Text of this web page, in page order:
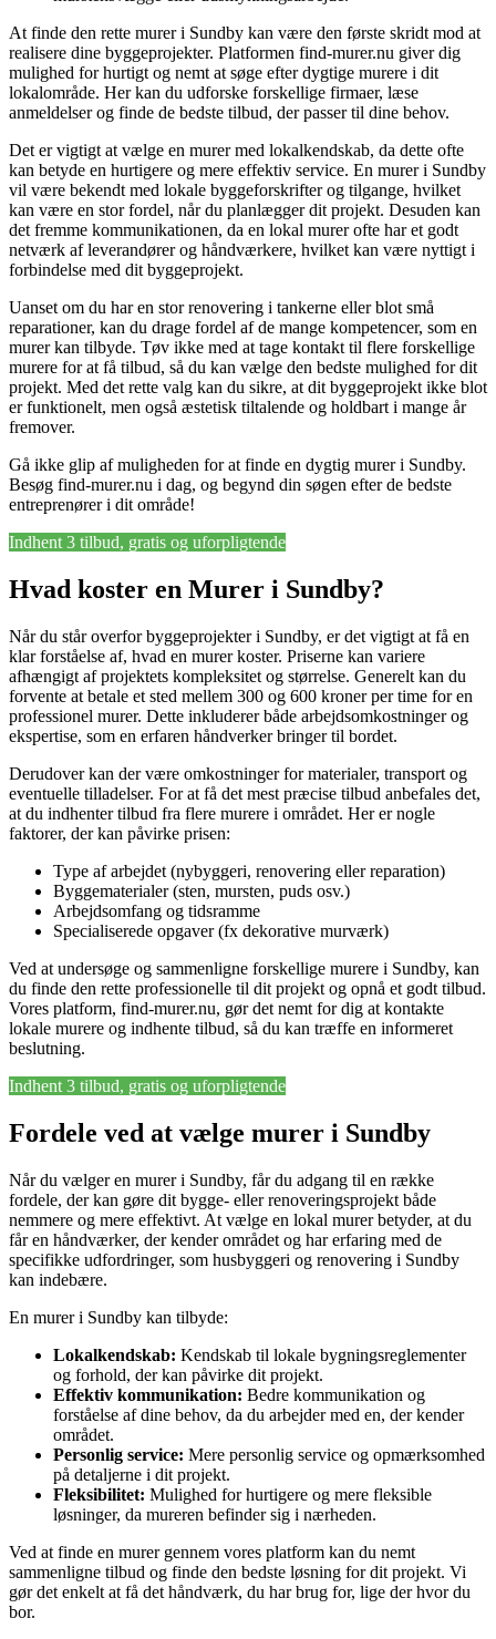
At finde den rette murer i Sundby kan være den første skridt mod at
realisere dine byggeprojekter. Platformen find-murer.nu giver dig
mulighed for hurtigt og nemt at søge efter dygtige murere i dit
lokalområde. Her kan du udforske forskellige firmaer, læse
anmeldelser og finde de bedste tilbud, der passer til dine behov.
Det er vigtigt at vælge en murer med lokalkendskab, da dette ofte
kan betyde en hurtigere og mere effektiv service. En murer i Sundby
vil være bekendt med lokale byggeforskrifter og tilgange, hvilket
kan være en stor fordel, når du planlægger dit projekt. Desuden kan
det fremme kommunikationen, da en lokal murer ofte har et godt
netværk af leverandører og håndværkere, hvilket kan være nyttigt i
forbindelse med dit byggeprojekt.
Uanset om du har en stor renovering i tankerne eller blot små
reparationer, kan du drage fordel af de mange kompetencer, som en
murer kan tilbyde. Tøv ikke med at tage kontakt til flere forskellige
murere for at få tilbud, så du kan vælge den bedste mulighed for dit
projekt. Med det rette valg kan du sikre, at dit byggeprojekt ikke blot
er funktionelt, men også æstetisk tiltalende og holdbart i mange år
fremover.
Gå ikke glip af muligheden for at finde en dygtig murer i Sundby.
Besøg find-murer.nu i dag, og begynd din søgen efter de bedste
entreprenører i dit område!
Indhent 3 tilbud, gratis og uforpligtende
Hvad koster en Murer i Sundby?
Når du står overfor byggeprojekter i Sundby, er det vigtigt at få en
klar forståelse af, hvad en murer koster. Priserne kan variere
afhængigt af projektets kompleksitet og størrelse. Generelt kan du
forvente at betale et sted mellem 300 og 600 kroner per time for en
professionel murer. Dette inkluderer både arbejdsomkostninger og
ekspertise, som en erfaren håndverker bringer til bordet.
Derudover kan der være omkostninger for materialer, transport og
eventuelle tilladelser. For at få det mest præcise tilbud anbefales det,
at du indhenter tilbud fra flere murere i området. Her er nogle
faktorer, der kan påvirke prisen:
Type af arbejdet (nybyggeri, renovering eller reparation)
Byggematerialer (sten, mursten, puds osv.)
Arbejdsomfang og tidsramme
Specialiserede opgaver (fx dekorative murværk)
Ved at undersøge og sammenligne forskellige murere i Sundby, kan
du finde den rette professionelle til dit projekt og opnå et godt tilbud.
Vores platform, find-murer.nu, gør det nemt for dig at kontakte
lokale murere og indhente tilbud, så du kan træffe en informeret
beslutning.
Indhent 3 tilbud, gratis og uforpligtende
Fordele ved at vælge murer i Sundby
Når du vælger en murer i Sundby, får du adgang til en række
fordele, der kan gøre dit bygge- eller renoveringsprojekt både
nemmere og mere effektivt. At vælge en lokal murer betyder, at du
får en håndværker, der kender området og har erfaring med de
specifikke udfordringer, som husbyggeri og renovering i Sundby
kan indebære.
En murer i Sundby kan tilbyde:
Lokalkendskab: Kendskab til lokale bygningsreglementer
og forhold, der kan påvirke dit projekt.
Effektiv kommunikation: Bedre kommunikation og
forståelse af dine behov, da du arbejder med en, der kender
området.
Personlig service: Mere personlig service og opmærksomhed
på detaljerne i dit projekt.
Fleksibilitet: Mulighed for hurtigere og mere fleksible
løsninger, da mureren befinder sig i nærheden.
Ved at finde en murer gennem vores platform kan du nemt
sammenligne tilbud og finde den bedste løsning for dit projekt. Vi
gør det enkelt at få det håndværk, du har brug for, lige der hvor du
bor.